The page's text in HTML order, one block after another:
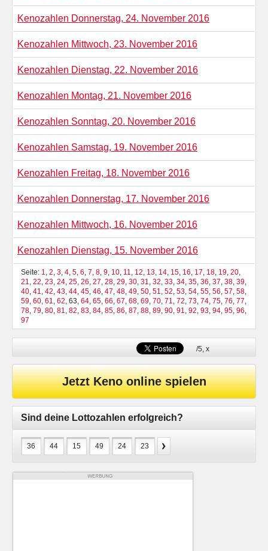
Kenozahlen Donnerstag, 24. November 2016
Kenozahlen Mittwoch, 23. November 2016
Kenozahlen Dienstag, 22. November 2016
Kenozahlen Montag, 21. November 2016
Kenozahlen Sonntag, 20. November 2016
Kenozahlen Samstag, 19. November 2016
Kenozahlen Freitag, 18. November 2016
Kenozahlen Donnerstag, 17. November 2016
Kenozahlen Mittwoch, 16. November 2016
Kenozahlen Dienstag, 15. November 2016
Seite: 1, 2, 3, 4, 5, 6, 7, 8, 9, 10, 11, 12, 13, 14, 15, 16, 17, 18, 19, 20,
21, 22, 23, 24, 25, 26, 27, 28, 29, 30, 31, 32, 33, 34, 35, 36, 37, 38, 39,
40, 41, 42, 43, 44, 45, 46, 47, 48, 49, 50, 51, 52, 53, 54, 55, 56, 57, 58,
59, 60, 61, 62, 63, 64, 65, 66, 67, 68, 69, 70, 71, 72, 73, 74, 75, 76, 77,
78, 79, 80, 81, 82, 83, 84, 85, 86, 87, 88, 89, 90, 91, 92, 93, 94, 95, 96,
97
/5, x
Jetzt Keno online spielen
Sind deine Lottozahlen erfolgreich?